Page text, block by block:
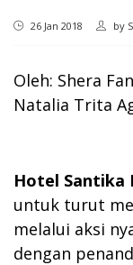
26 Jan 2018 by
Oleh: Shera
Natalia Trita
Hotel Santika
untuk turut
melalui aksi
dengan